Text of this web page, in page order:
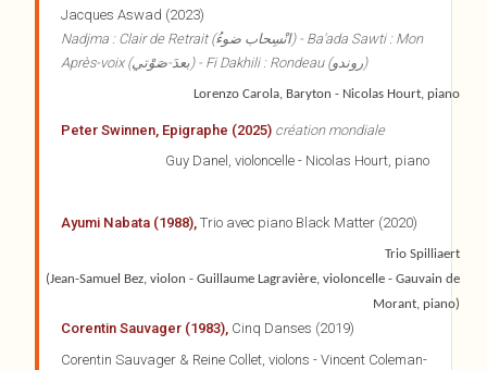
Jacques Aswad (2023)
Nadjma : Clair de Retrait (انْسِحاب ضوءُ) - Ba'ada Sawti : Mon
Après-voix (بعدَ-صَوْتي) - Fi Dakhili : Rondeau (روندو)
Lorenzo Carola, Baryton - Nicolas Hourt, piano
Peter Swinnen, Epigraphe (2025) création mondiale
Guy Danel, violoncelle - Nicolas Hourt, piano
Ayumi Nabata (1988), Trio avec piano Black Matter (2020)
Trio Spilliaert
(Jean-Samuel Bez, violon - Guillaume Lagravière, violoncelle - Gauvain de
Morant, piano)
Corentin Sauvager (1983), Cinq Danses (2019)
Corentin Sauvager & Reine Collet, violons - Vincent Coleman-